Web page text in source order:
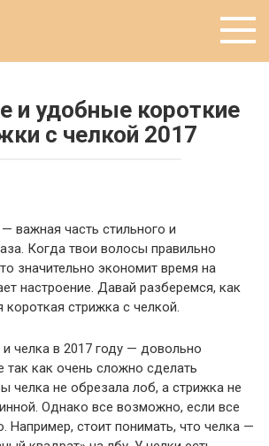
и удобные короткие
с челкой 2017
важная часть стильного и
Когда твои волосы правильно
значительно экономит время на
настроение. Давай разберемся, как
короткая стрижка с челкой.
челка в 2017 году — довольно
так как очень сложно сделать
челка не обрезала лоб, а стрижка не
Однако все возможно, если все
Например, стоит понимать, что челка —